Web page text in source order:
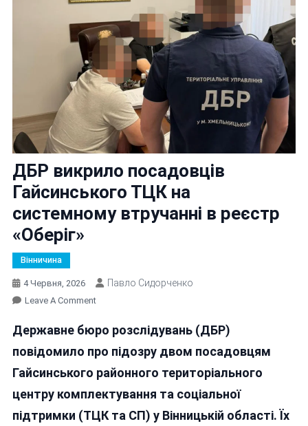
ДБР викрило посадовців
Гайсинського ТЦК на
системному втручанні в реєстр
«Оберіг»
Вінничина
4 Червня, 2026 Павло Сидорченко
Leave A CommentOn
Викрило
Посадовців
ТЦК
На
Системному
Державне бюро розслідувань (ДБР)
повідомило про підозру двом посадовцям
Гайсинського районного територіального
центру комплектування та соціальної
підтримки (ТЦК та СП) у Вінницькій області. Їх